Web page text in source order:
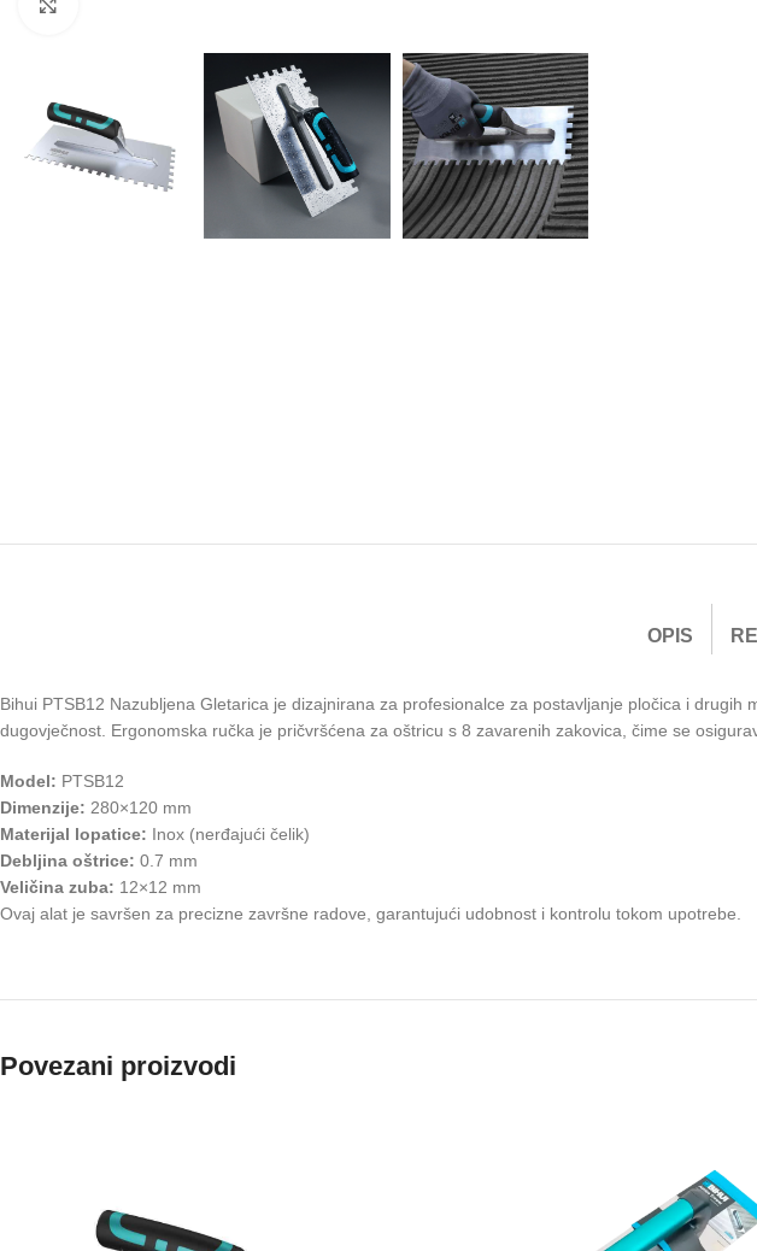
OPIS
Bihui PTSB12 Nazubljena Gletarica je dizajnirana za profesionalce za postavljanje pločica i
dugovječnost. Ergonomska ručka je pričvršćena za oštricu s 8 zavarenih zakovica, čime se
Model: PTSB12
Dimenzije: 280×120 mm
Materijal lopatice: Inox (nerđajući čelik)
Debljina oštrice: 0.7 mm
Veličina zuba: 12×12 mm
Ovaj alat je savršen za precizne završne radove, garantujući udobnost i kontrolu tokom upotrebe.
Povezani proizvodi